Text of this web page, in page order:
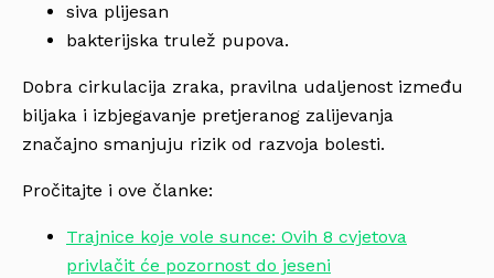
siva plijesan
bakterijska trulež pupova.
Dobra cirkulacija zraka, pravilna udaljenost između
biljaka i izbjegavanje pretjeranog zalijevanja
značajno smanjuju rizik od razvoja bolesti.
Pročitajte i ove članke:
Trajnice koje vole sunce: Ovih 8 cvjetova
privlačit će pozornost do jeseni